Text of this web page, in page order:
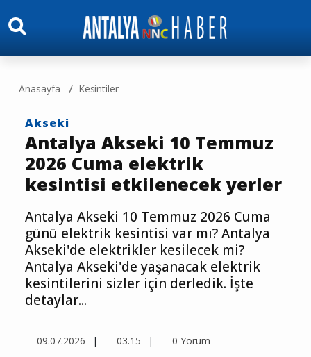
Anasayfa Kesintiler
Akseki
Antalya Akseki 10 Temmuz
2026 Cuma elektrik
kesintisi etkilenecek yerler
Antalya Akseki 10 Temmuz 2026 Cuma
günü elektrik kesintisi var mı? Antalya
Akseki'de elektrikler kesilecek mi?
Antalya Akseki'de yaşanacak elektrik
kesintilerini sizler için derledik. İşte
detaylar...
09.07.2026 03.15 0 Yorum